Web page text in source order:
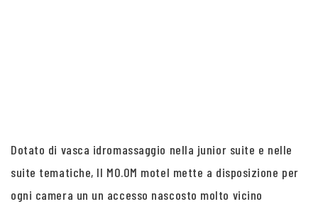
Dotato di vasca idromassaggio nella junior suite e nelle
suite tematiche, Il MO.OM motel mette a disposizione per
ogni camera un un accesso nascosto molto vicino